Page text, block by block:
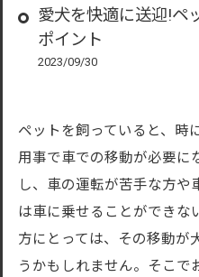
愛犬を快適に送迎!ペ
ポイント
2023/09/30
ペットを飼っていると、時
用事で車での移動が必要に
し、車の運転が苦手な方や
は車に乗せることができな
方にとっては、その移動が
うかもしれません。そこで